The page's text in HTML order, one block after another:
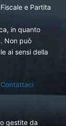
e Partita
in quanto
Non può
ai sensi della
Contattaci
gestite da